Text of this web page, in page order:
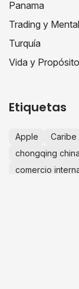
Panama
Trading y
Turquía
Vida y Propósito
Etiquetas
Apple Caribe
chongqing china
comercio